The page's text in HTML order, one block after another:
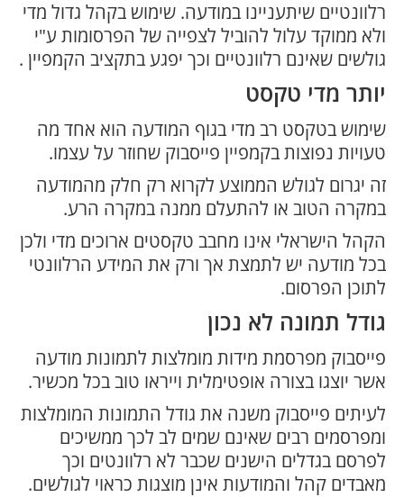
רלוונטיים שיתעניינו במודעה. שימוש בקהל גדול מדי
ולא ממוקד עלול להוביל לצפייה של הפרסומות ע"י
גולשים שאינם רלוונטיים וכך יפגע בתקציב הקמפיין .
יותר מדי טקסט
שימוש בטקסט רב מדי בגוף המודעה הוא אחד מה
טעויות נפוצות בקמפיין פייסבוק שחוזר על עצמו.
זה יגרום לגולש הממוצע לקרוא רק חלק מהמודעה
במקרה הטוב או להתעלם ממנה במקרה הרע.
הקהל הישראלי אינו מחבב טקסטים ארוכים מדי ולכן
בכל מודעה יש לתמצת אך ורק את המידע הרלוונטי
לתוכן הפרסום.
גודל תמונה לא נכון
פייסבוק מפרסמת מידות מומלצות לתמונות מודעה
אשר יוצגו בצורה אופטימלית וייראו טוב בכל מכשיר.
לעיתים פייסבוק משנה את גודל התמונות המומלצות
ומפרסמים רבים שאינם שמים לב לכך ממשיכים
לפרסם בגדלים הישנים שכבר לא רלוונטים וכך
מאבדים קהל והמודעות אינן מוצגות כראוי לגולשים.